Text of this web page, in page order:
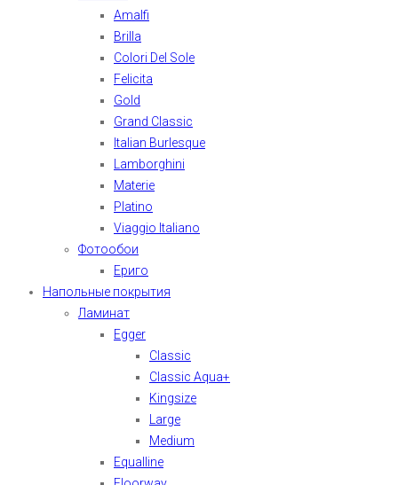
Amalfi
Brilla
Colori Del Sole
Felicita
Gold
Grand Classic
Italian Burlesque
Lamborghini
Materie
Platino
Viaggio Italiano
Фотообои
Ериго
Напольные покрытия
Ламинат
Egger
Classic
Classic Aqua+
Kingsize
Large
Medium
Equalline